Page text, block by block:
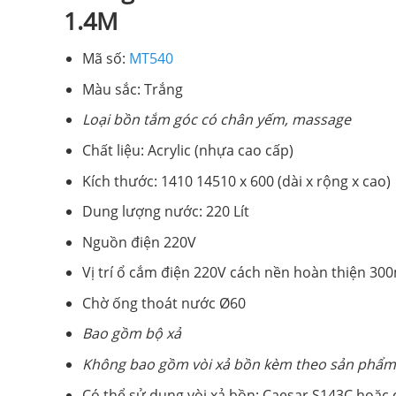
1.4M
Mã số: MT540
Màu sắc: Trắng
Loại bồn tắm góc có chân yếm, massage
Chất liệu: Acrylic (nhựa cao cấp)
Kích thước: 1410 14510 x 600 (dài x rộng x cao)
Dung lượng nước: 220 Lít
Nguồn điện 220V
Vị trí ổ cắm điện 220V cách nền hoàn thiện
Chờ ống thoát nước Ø60
Bao gồm bộ xả
Không bao gồm vòi xả bồn kèm theo sản phẩm